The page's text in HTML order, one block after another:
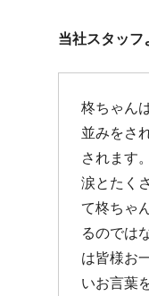
当社スタッフ
柊ちゃん
並みをさ
されます
涙とたく
て柊ちゃ
るのでは
は皆様お
いお言葉